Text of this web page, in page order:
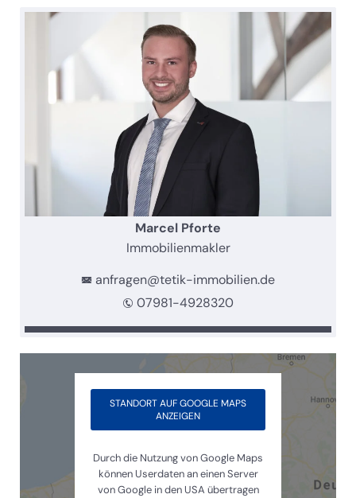
Marcel Pforte
Immobilienmakler
anfragen@tetik-immobilien.de
07981-4928320
STANDORT AUF GOOGLE MAPS
ANZEIGEN
Durch die Nutzung von Google Maps
können Userdaten an einen Server
von Google in den USA übertragen